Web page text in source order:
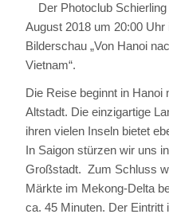
Der Photoclub
August 2018 um 20:00 Uhr
Bilderschau „Von Hanoi
Vietnam“.
Die Reise beginnt in Hanoi
Altstadt. Die einzigartige
ihren vielen Inseln bietet
In Saigon stürzen wir uns
Großstadt. Zum Schluss
Märkte im Mekong-Delta
ca. 45 Minuten. Der Eintritt